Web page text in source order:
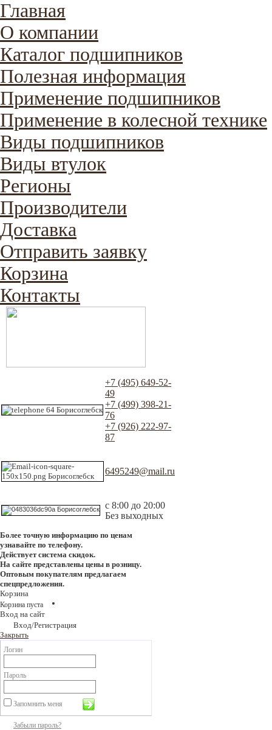
Главная
О компании
Каталог подшипников
Полезная информация
Применение подшипников
Применение в колесной технике
Виды подшипников
Виды втулок
Регионы
Производители
Доставка
Отправить заявку
Корзина
Контакты
+7 (495) 649-52-
49
+7 (499) 398-21-
76
+7 (926) 222-97-
87
6495249@mail.ru
с 8:00 до 20:00
Без выходных
Более точную информацию по ценам
узнавайте по телефону.
Действует система скидок.
На сайте представлены цены в розницу.
Оптовым покупателям предлагаем
спецпредложения.
Корзина
Корзина пуста
Вход на сайт
Вход/Регистрация
Закрыть
Логин
Пароль
Запомнить меня
Забыли пароль?